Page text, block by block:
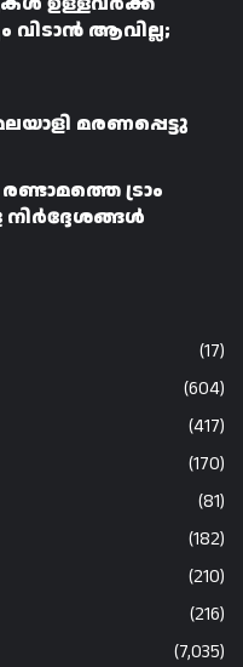
വിടാൻ ആവില്ല;
മരണപ്പെട്ടു
ട്രാം
(17)
(604)
(417)
(170)
(81)
(182)
(210)
(216)
(7,035)